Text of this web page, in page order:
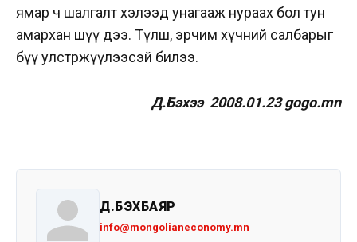
ямар ч шалгалт хэлээд унагааж нураах бол тун
амархан шүү дээ. Түлш, эрчим хүчний салбарыг
бүү улстөржүүлээсэй билээ.
Д.Бэхээ 2008.01.23 gogo.mn
Д.БЭХБАЯР
info@mongolianeconomy.mn